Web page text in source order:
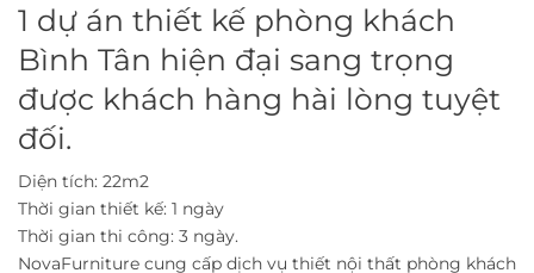
1 dự án thiết kế phòng khách
Bình Tân hiện đại sang trọng
được khách hàng hài lòng tuyệt
đối.
Diện tích: 22m2
Thời gian thiết kế: 1 ngày
Thời gian thi công: 3 ngày.
NovaFurniture cung cấp dịch vụ thiết nội thất phòng khách